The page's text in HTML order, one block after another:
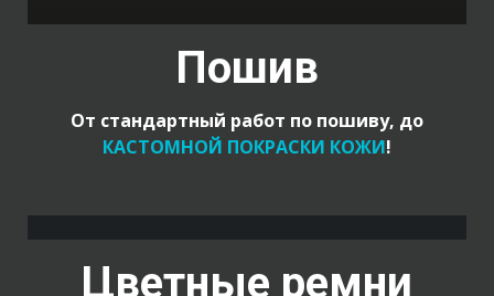
Пошив
От стандартный работ по пошиву, до
КАСТОМНОЙ ПОКРАСКИ КОЖИ!
Цветные ремни